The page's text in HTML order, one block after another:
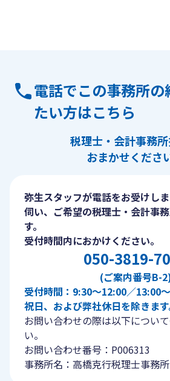
電話でこの事務所の
たい方はこちら
税理士・会計事務
おまかせくださ
弥生スタッフが電話をお受けし
伺い、ご希望の税理士・会計事
す。
受付時間内におかけください。
050-3819-
(ご案内番号B-
受付時間：9:30〜12:00／13:00
祝日、および弊社休日を除きます
お問い合わせの際は以下につい
い。
お問い合わせ番号：P006313
事務所名：高橋克行税理士事務所